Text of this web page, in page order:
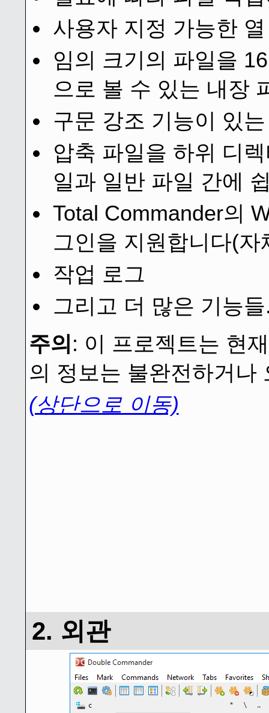
사용자 지정 가능한 열
임의 크기의 파일을
으로 볼 수 있는 내장
구문 강조 기능이 있
압축 파일을 하위 디
일과 일반 파일 간에
Total Commander의
그인을 지원합니다(
작업 로그
그리고 더 많은 기능
주의: 이 프로젝트는 현
의 정보는 불완전하거나
(상단으로 이동)
2. 외관